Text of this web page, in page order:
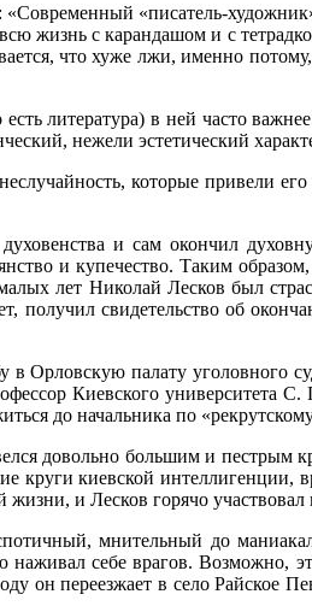
«Современный «писатель-
жизнь с карандашом и с
что хуже лжи, именно
литература) в ней часто
нежели эстетический
которые привели
и сам окончил
и купечество. Таким
лет Николай Лесков был
получил свидетельство об
Орловскую палату уголовного
Киевского университета
до начальника по
довольно большим и пестрым
киевской интеллигенции,
и Лесков горячо
мнительный до
наживал себе врагов.
он переезжает в село Райское